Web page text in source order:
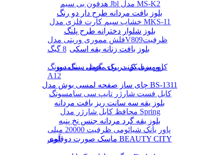
هدفون بی سیم Jbl مدل MS-K2
خشاب سیم کارت فلزی مدل MKS-11
فلش مموری وریتی مدلV809ظرفیت
8 گیگ
کاور سیلیکونی برای گوشی سامسونگ
A12
کابل فست شارژر تایپ سی سامسونگ
محافظ کابل شارژر مدل Spring
پاور بانک شیائومی ظرفیت 20000 میلی
آمپر
بلوز بافت مردانه طرح دار دو رنگ
بلوز شلوار دخترانه طرح پلنگ
بلوز بافت زنانه یقه اسکی
رومیزی یک در یک مخمل سنگ دوز
چای ساز صفحه لمسی بوش مدل BS-1311
بلوز یقه سه سانت ریز بافت مردانه
بلوز یقه گرد مردانه جنس نخ پنبه
ماسک صورت دوقلوی BEAUTY CITY